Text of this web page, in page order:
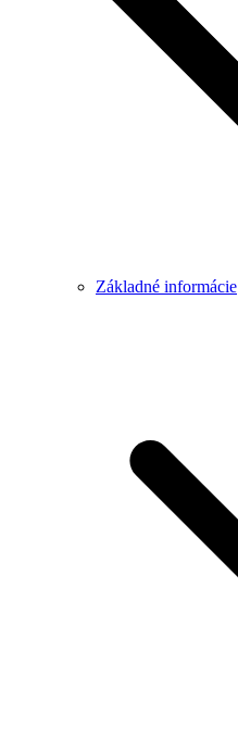
Základné informácie